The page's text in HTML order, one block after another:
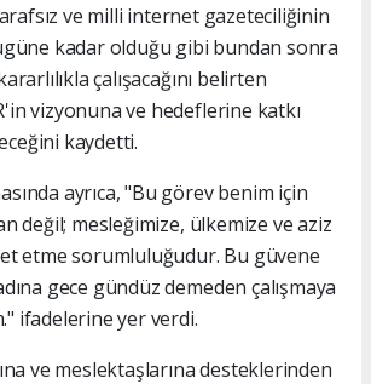
ve milli internet gazeteciliğinin
kadar olduğu gibi bundan sonra
çalışacağını belirten
vizyonuna ve hedeflerine katkı
kaydetti.
ayrıca, "Bu görev benim için
değil; mesleğimize, ülkemize ve aziz
etme sorumluluğudur. Bu güvene
gece gündüz demeden çalışmaya
ifadelerine yer verdi.
ve meslektaşlarına desteklerinden